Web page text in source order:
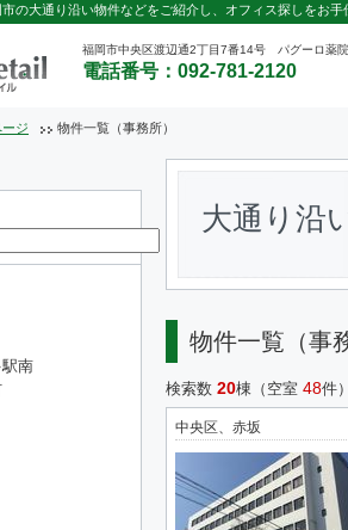
の大通り沿い物件などをご紹介し、オフィス探しをお手
福岡市中央区渡辺通2丁目7番14号 パグーロ薬
電話番号：092-781-2120
ジ 物件一覧（事務所）
大通り沿
物件一覧（事
検索数 20棟（空室 48件
中央区、赤坂
南